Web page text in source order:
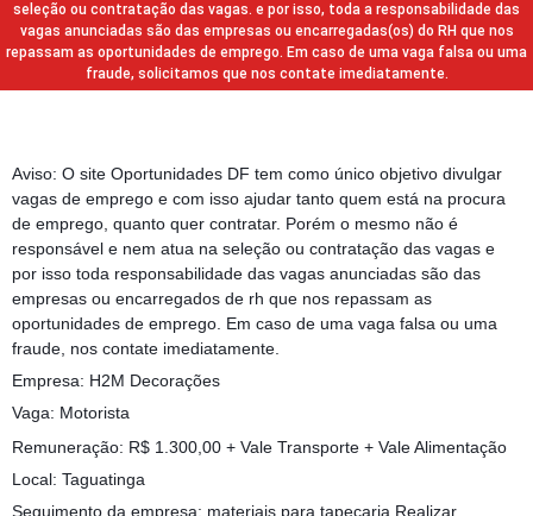
seleção ou contratação das vagas. e por isso, toda a responsabilidade das
vagas anunciadas são das empresas ou encarregadas(os) do RH que nos
repassam as oportunidades de emprego. Em caso de uma vaga falsa ou uma
fraude, solicitamos que nos contate imediatamente.
Aviso: O site Oportunidades DF tem como único objetivo divulgar
vagas de emprego e com isso ajudar tanto quem está na procura
de emprego, quanto quer contratar. Porém o mesmo não é
responsável e nem atua na seleção ou contratação das vagas e
por isso toda responsabilidade das vagas anunciadas são das
empresas ou encarregados de rh que nos repassam as
oportunidades de emprego. Em caso de uma vaga falsa ou uma
fraude, nos contate imediatamente.
Empresa: H2M Decorações
Vaga: Motorista
Remuneração: R$ 1.300,00 + Vale Transporte + Vale Alimentação
Local: Taguatinga
Seguimento da empresa: materiais para tapeçaria Realizar